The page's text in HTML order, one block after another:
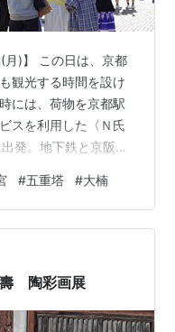
月)】 この日は、京都
観光する時間を設け
には、荷物を京都駅
スを利用した〈Ｎ氏
発。地下鉄と京阪電
わい、外国人観光客
（そのため撮影は思
大社は、全国に約3
られる。鳥居と楼
左が鍵をくわえ、右
#五重塔 #大楠
陶彩画展